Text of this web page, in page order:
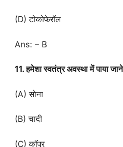
(D) टोकोफेरॉल
Ans: – B
11. हमेशा स्वतंत्र अवस्था में पाया
(A) सोना
(B) चादी
(C) कॉपर